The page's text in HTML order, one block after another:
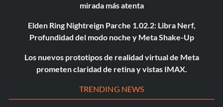
mirada más atenta
Elden Ring Nightreign Parche 1.02.2: Libra Nerf,
Profundidad del modo noche y Meta Shake-Up
Los nuevos prototipos de realidad virtual de Meta
prometen claridad de retina y vistas IMAX.
TRENDING NEWS